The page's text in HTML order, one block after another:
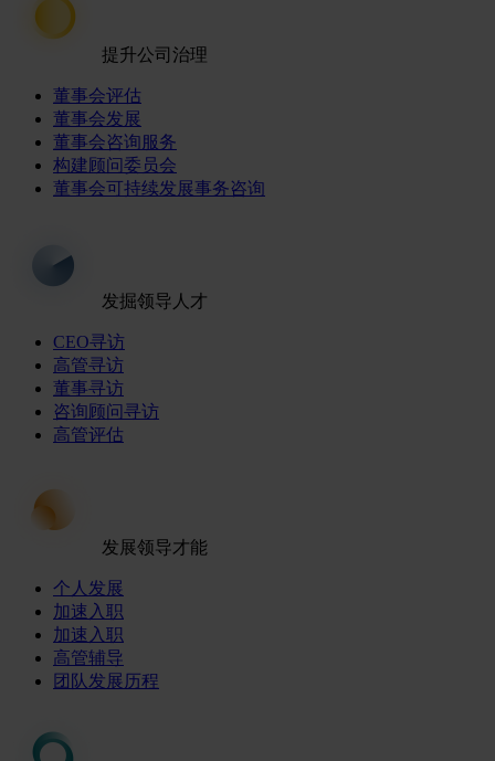
提升公司治理
董事会评估
董事会发展
董事会咨询服务
构建顾问委员会
董事会可持续发展事务咨询
发掘领导人才
CEO寻访
高管寻访
董事寻访
咨询顾问寻访
高管评估
发展领导才能
个人发展
加速入职
加速入职
高管辅导
团队发展历程